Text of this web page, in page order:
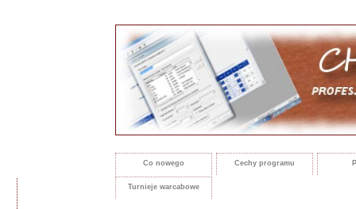
Co nowego Cechy programu
Turnieje warcabowe